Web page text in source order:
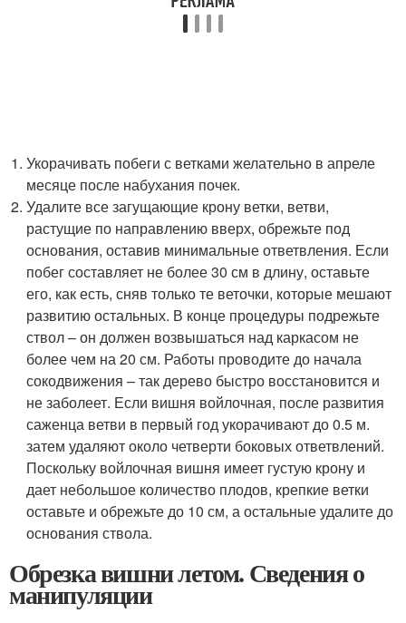
Укорачивать побеги с ветками желательно в апреле
месяце после набухания почек.
Удалите все загущающие крону ветки, ветви,
растущие по направлению вверх, обрежьте под
основания, оставив минимальные ответвления. Если
побег составляет не более 30 см в длину, оставьте
его, как есть, сняв только те веточки, которые мешают
развитию остальных. В конце процедуры подрежьте
ствол – он должен возвышаться над каркасом не
более чем на 20 см. Работы проводите до начала
сокодвижения – так дерево быстро восстановится и
не заболеет. Если вишня войлочная, после развития
саженца ветви в первый год укорачивают до 0.5 м.
затем удаляют около четверти боковых ответвлений.
Поскольку войлочная вишня имеет густую крону и
дает небольшое количество плодов, крепкие ветки
оставьте и обрежьте до 10 см, а остальные удалите до
основания ствола.
Обрезка вишни летом. Сведения о
манипуляции